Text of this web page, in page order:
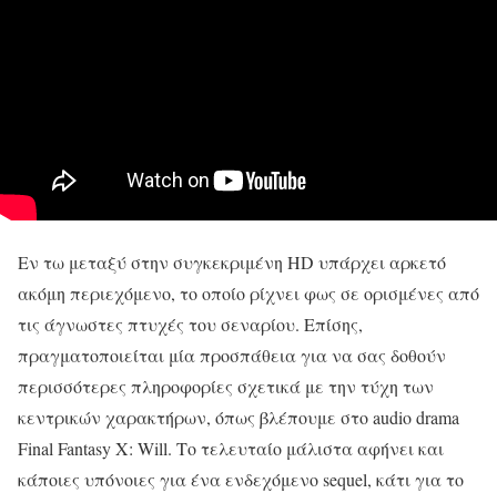
Εν τω μεταξύ στην συγκεκριμένη HD υπάρχει αρκετό
ακόμη περιεχόμενο, το οποίο ρίχνει φως σε ορισμένες από
τις άγνωστες πτυχές του σεναρίου. Επίσης,
πραγματοποιείται μία προσπάθεια για να σας δοθούν
περισσότερες πληροφορίες σχετικά με την τύχη των
κεντρικών χαρακτήρων, όπως βλέπουμε στο audio drama
Final Fantasy X: Will. Το τελευταίο μάλιστα αφήνει και
κάποιες υπόνοιες για ένα ενδεχόμενο sequel, κάτι για το